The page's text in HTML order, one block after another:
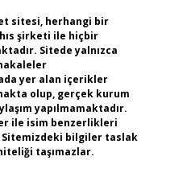
sitesi, herhangi bir
şirketi ile hiçbir
Sitede yalnızca
yer alan içerikler
olup, gerçek kurum
yapılmamaktadır.
ile isim benzerlikleri
bilgiler taslak
taşımazlar.